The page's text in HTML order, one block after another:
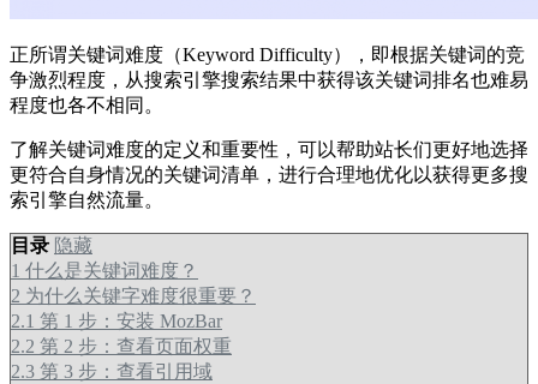
正所谓关键词难度（Keyword Difficulty），即根据关键词的竞
争激烈程度，从搜索引擎搜索结果中获得该关键词排名也难易
程度也各不相同。
了解关键词难度的定义和重要性，可以帮助站长们更好地选择
更符合自身情况的关键词清单，进行合理地优化以获得更多搜
索引擎自然流量。
目录 隐藏
1 什么是关键词难度？
2 为什么关键字难度很重要？
2.1 第 1 步：安装 MozBar
2.2 第 2 步：查看页面权重
2.3 第 3 步：查看引用域